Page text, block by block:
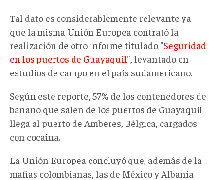
Tal dato es considerablemente relevante ya
que la misma Unión Europea contrató la
realización de otro informe titulado "Seguridad
en los puertos de Guayaquil", levantado en
estudios de campo en el país sudamericano.
Según este reporte, 57% de los contenedores de
banano que salen de los puertos de Guayaquil
llega al puerto de Amberes, Bélgica, cargados
con cocaína.
La Unión Europea concluyó que, además de la
mafias colombianas, las de México y Albania